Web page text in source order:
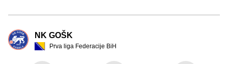
NK GOŠK
Prva liga Federacije BiH